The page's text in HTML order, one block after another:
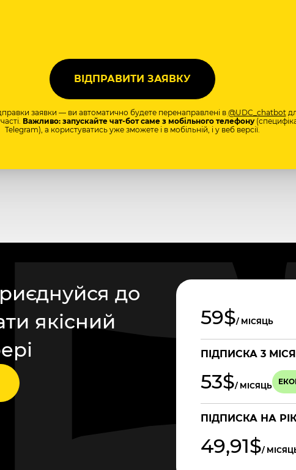
заявки — ви автоматично будете перенаправлені в @UDC_chatbot
Важливо: запускайте чат-бот саме з мобільного телефону
Telegram), а користуватись уже зможете і в мобільній, і у веб версії.
до
якісний
59$/ МІСЯЦЬ
ПІДПИСКА 3
53$/ МІСЯЦЬ
ПІДПИСКА НА
49,91$/